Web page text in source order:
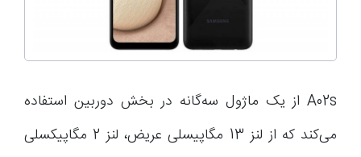
A02s از یک ماژول سه‌گانه در بخش دوربین استفاده
می‌کند که از لنز 13 مگاپیسلی عریض، لنز 2 مگاپیکسلی